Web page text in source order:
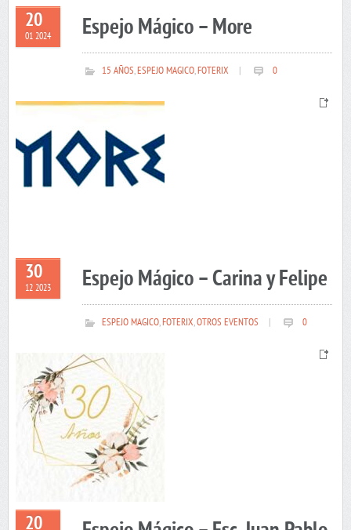
20
01 2024 Espejo Mágico – More
15 AÑOS,ESPEJO MAGICO,FOTERIX 0
30
12 2023 Espejo Mágico – Carina y Felipe
ESPEJO MAGICO,FOTERIX,OTROS EVENTOS 0
20